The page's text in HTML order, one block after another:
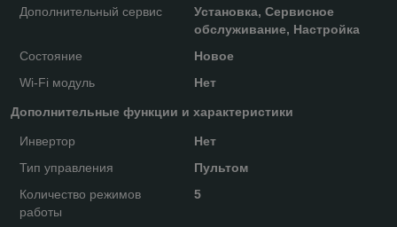
Дополнительный сервис
Установка, Сервисное
обслуживание, Настройка
Состояние
Новое
Wi-Fi модуль
Нет
Дополнительные функции и характеристики
Инвертор
Нет
Тип управления
Пультом
Количество режимов
работы
5